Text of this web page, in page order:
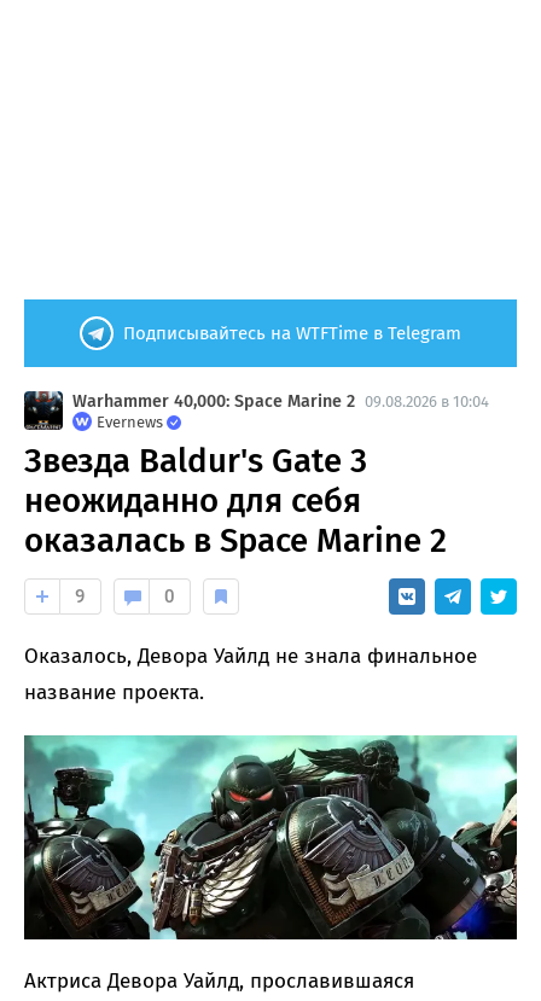
Подписывайтесь на WTFTime в Telegram
Warhammer 40,000: Space Marine 2 09.08.2026 в 10:04
Evernews
Звезда Baldur's Gate 3
неожиданно для себя
оказалась в Space Marine 2
9 0
Оказалось, Девора Уайлд не знала финальное
название проекта.
Актриса Девора Уайлд, прославившаяся